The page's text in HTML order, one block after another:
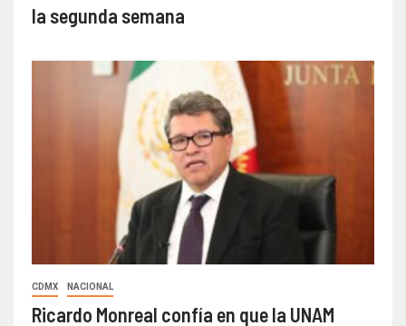
la segunda semana
CDMX NACIONAL
Ricardo Monreal confía en que la UNAM